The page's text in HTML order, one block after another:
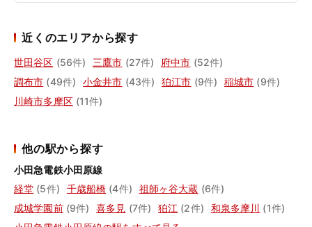
近くのエリアから探す
世田谷区 (56件) 三鷹市 (27件) 府中市 (52件)
調布市 (49件) 小金井市 (43件) 狛江市 (9件) 稲城市 (9件)
川崎市多摩区 (11件)
他の駅から探す
小田急電鉄小田原線
経堂 (5件) 千歳船橋 (4件) 祖師ヶ谷大蔵 (6件)
成城学園前 (9件) 喜多見 (7件) 狛江 (2件) 和泉多摩川 (1件)